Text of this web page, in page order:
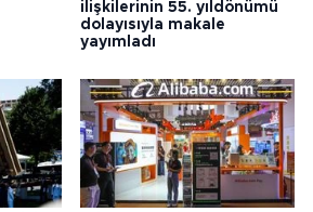
ilişkilerinin 55. yıldönümü
dolayısıyla makale
yayımladı